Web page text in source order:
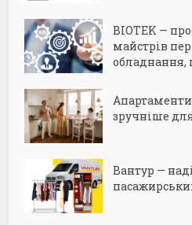
BIOTEK —
майстрів
обладнання,
зручніше для
Вантур —